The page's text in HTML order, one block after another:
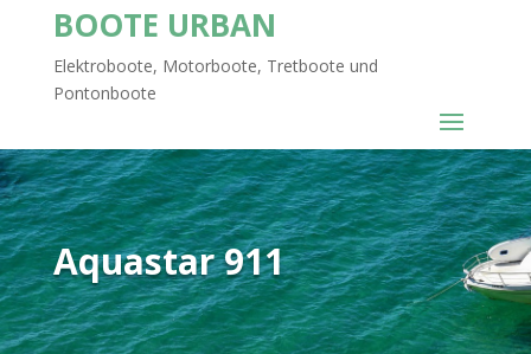
BOOTE URBAN
Elektroboote, Motorboote, Tretboote und
Pontonboote
Aquastar 911